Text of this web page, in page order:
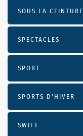
SOUS LA CEINTURE
SPECTACLES
SPORT
SPORTS D'HIVER
SWIFT